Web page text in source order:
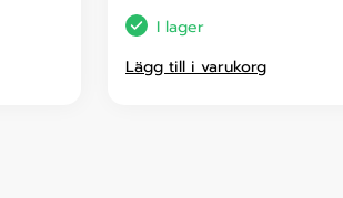
I lager
Lägg till i varukorg